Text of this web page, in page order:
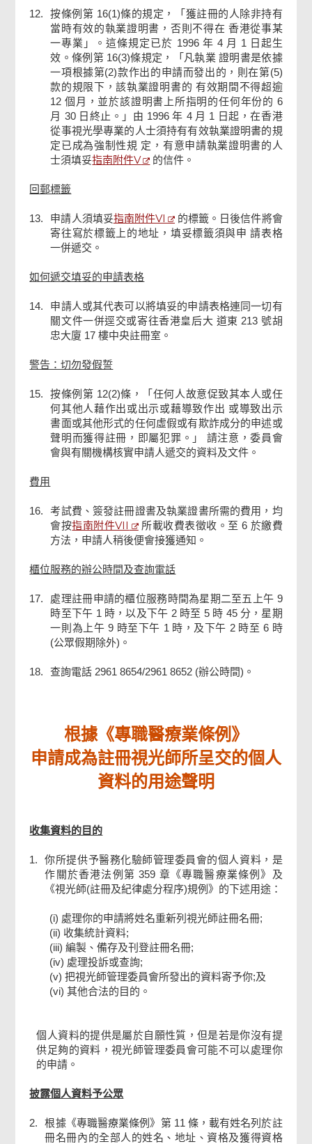
12.
按條例第 16(1)條的規定，「獲註冊的人除非持有
當時有效的執業證明書，否則不得在 香港從事某
一專業」。這條規定已於 1996 年 4 月 1 日起生
效。條例第 16(3)條規定，「凡執業 證明書是依據
一項根據第(2)款作出的申請而發出的，則在第(5)
款的規限下，該執業證明書的 有效期間不得超逾
12 個月，並於該證明書上所指明的任何年份的 6
月 30 日終止。」由 1996 年 4 月 1 日起，在香港
從事視光學專業的人士須持有有效執業證明書的規
定已成為強制性規 定，有意申請執業證明書的人
士須填妥指南附件V 的信件。
回郵標籤
13. 申請人須填妥指南附件VI
的標籤。日後信件將會
寄往寫於標籤上的地址，填妥標籤須與申 請表格
一併遞交。
如何遞交填妥的申請表格
14.
申請人或其代表可以將填妥的申請表格連同一切有
關文件一併逕交或寄往香港皇后大 道東 213 號胡
忠大廈 17 樓中央註冊室。
警告：切勿發假誓
15.
按條例第 12(2)條，「任何人故意促致其本人或任
何其他人藉作出或出示或藉導致作出 或導致出示
書面或其他形式的任何虛假或有欺詐成分的申述或
聲明而獲得註冊，即屬犯罪。」 請注意，委員會
會與有關機構核實申請人遞交的資料及文件。
費用
16.
考試費、簽發註冊證書及執業證書所需的費用，均
會按指南附件VII
所載收費表徵收。至 6 於繳費
方法，申請人稍後便會接獲通知。
櫃位服務的辦公時間及查詢電話
17.
處理註冊申請的櫃位服務時間為星期二至五上午 9
時至下午 1 時，以及下午 2 時至 5 時 45 分，星期
一則為上午 9 時至下午 1 時，及下午 2 時至 6 時
(公眾假期除外)。
18. 查詢電話 2961 8654/2961 8652 (辦公時間)。
根據《專職醫療業條例》
申請成為註冊視光師所呈交的個人
資料的用途聲明
收集資料的目的
1.
你所提供予醫務化驗師管理委員會的個人資料，是
作關於香港法例第 359 章《專職醫療業條例》及
《視光師(註冊及紀律處分程序)規例》的下述用途：
(i) 處理你的申請將姓名重新列視光師註冊名冊;
(ii) 收集統計資料;
(iii) 編製、備存及刊登註冊名冊;
(iv) 處理投訴或查詢;
(v) 把視光師管理委員會所發出的資料寄予你;及
(vi) 其他合法的目的。
個人資料的提供是屬於自願性質，但是若是你沒有提
供足夠的資料，視光師管理委員會可能不可以處理你
的申請。
披露個人資料予公眾
2.
根據《專職醫療業條例》第 11 條，載有姓名列於註
冊名冊內的全部人的姓名、地址、資格及獲得資格